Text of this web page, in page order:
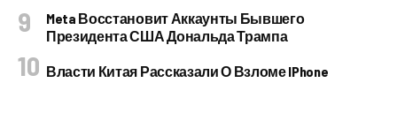
Meta Восстановит Аккаунты Бывшего
Президента США Дональда Трампа
Власти Китая Рассказали О Взломе IPhone